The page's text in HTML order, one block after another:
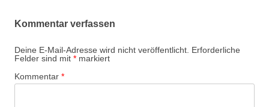
Kommentar verfassen
Deine E-Mail-Adresse wird nicht veröffentlicht. Erforderliche
Felder sind mit * markiert
Kommentar *